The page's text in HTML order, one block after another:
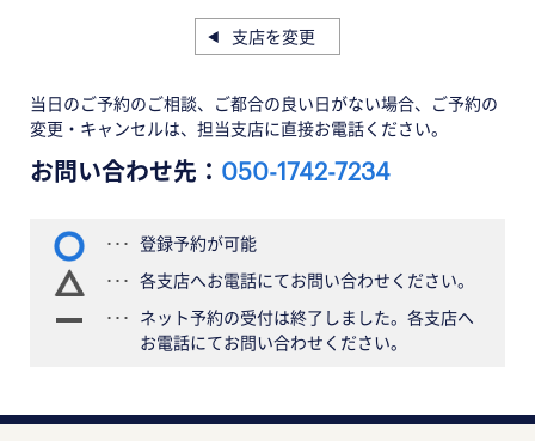
支店を変更
当日のご予約のご相談、ご都合の良い日がない場合、ご予約の
変更・キャンセルは、担当支店に直接お電話ください。
お問い合わせ先： 050-1742-7234
登録予約が可能
各支店へお電話にてお問い合わせください。
ネット予約の受付は終了しました。各支店へ
お電話にてお問い合わせください。